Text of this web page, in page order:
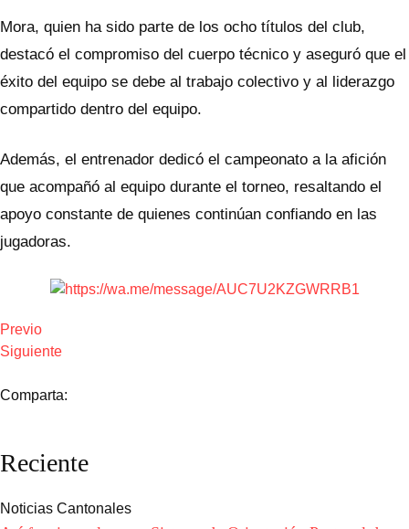
Mora, quien ha sido parte de los ocho títulos del club,
destacó el compromiso del cuerpo técnico y aseguró que el
éxito del equipo se debe al trabajo colectivo y al liderazgo
compartido dentro del equipo.
Además, el entrenador dedicó el campeonato a la afición
que acompañó al equipo durante el torneo, resaltando el
apoyo constante de quienes continúan confiando en las
jugadoras.
Previo
Siguiente
Comparta:
Reciente
Noticias Cantonales